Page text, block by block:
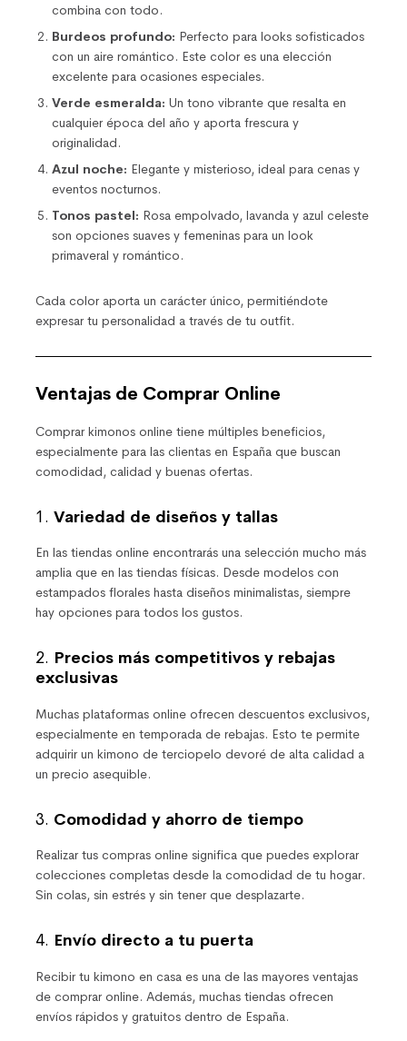
combina con todo.
Burdeos profundo: Perfecto para looks sofisticados
con un aire romántico. Este color es una elección
excelente para ocasiones especiales.
Verde esmeralda: Un tono vibrante que resalta en
cualquier época del año y aporta frescura y
originalidad.
Azul noche: Elegante y misterioso, ideal para cenas y
eventos nocturnos.
Tonos pastel: Rosa empolvado, lavanda y azul celeste
son opciones suaves y femeninas para un look
primaveral y romántico.
Cada color aporta un carácter único, permitiéndote
expresar tu personalidad a través de tu outfit.
Ventajas de Comprar Online
Comprar kimonos online tiene múltiples beneficios,
especialmente para las clientas en España que buscan
comodidad, calidad y buenas ofertas.
1.Variedad de diseños y tallas
En las tiendas online encontrarás una selección mucho más
amplia que en las tiendas físicas. Desde modelos con
estampados florales hasta diseños minimalistas, siempre
hay opciones para todos los gustos.
2. Precios más competitivos y rebajas
exclusivas
Muchas plataformas online ofrecen descuentos exclusivos,
especialmente en temporada de rebajas. Esto te permite
adquirir un kimono de terciopelo devoré de alta calidad a
un precio asequible.
3. Comodidad y ahorro de tiempo
Realizar tus compras online significa que puedes explorar
colecciones completas desde la comodidad de tu hogar.
Sin colas, sin estrés y sin tener que desplazarte.
4. Envío directo a tu puerta
Recibir tu kimono en casa es una de las mayores ventajas
de comprar online. Además, muchas tiendas ofrecen
envíos rápidos y gratuitos dentro de España.